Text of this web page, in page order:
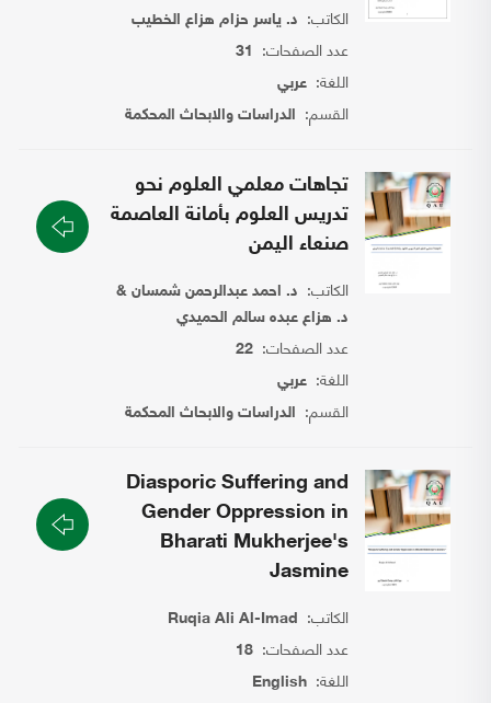
الكاتب: د. ياسر حزام هزاع الخطيب
عدد الصفحات: 31
اللغة:عربي
القسم: الدراسات والابحاث المحكمة
تجاهات معلمي العلوم نحو
تدريس العلوم بأمانة العاصمة
صنعاء اليمن
الكاتب: د. احمد عبدالرحمن شمسان &
د. هزاع عبده سالم الحميدي
عدد الصفحات:22
اللغة:عربي
القسم: الدراسات والابحاث المحكمة
Diasporic Suffering and
Gender Oppression in
Bharati Mukherjee's
Jasmine
الكاتب: Ruqia Ali Al-Imad
عدد الصفحات:18
اللغة:English